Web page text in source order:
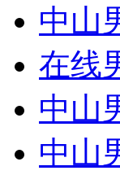
中山
在线
中山
中山